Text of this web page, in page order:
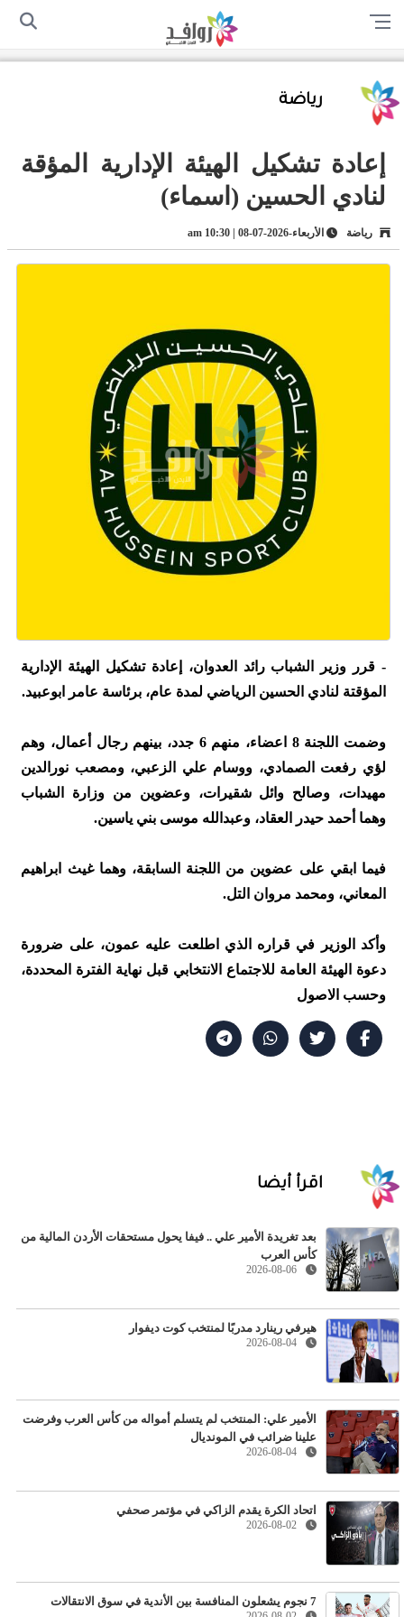
الرئيسية سياسة الخصوصية
رياضة
إعادة تشكيل الهيئة الإدارية المؤقة
لنادي الحسين (اسماء)
رياضة الأربعاء-2026-07-08 | 10:30 am
- قرر وزير الشباب رائد العدوان، إعادة تشكيل الهيئة الإدارية
المؤقتة لنادي الحسين الرياضي لمدة عام، برئاسة عامر ابوعبيد.
وضمت اللجنة 8 اعضاء، منهم 6 جدد، بينهم رجال أعمال، وهم
لؤي رفعت الصمادي، ووسام علي الزعبي، ومصعب نورالدين
مهيدات، وصالح وائل شقيرات، وعضوين من وزارة الشباب
وهما أحمد حيدر العقاد، وعبدالله موسى بني ياسين.
فيما ابقي على عضوين من اللجنة السابقة، وهما غيث ابراهيم
المعاني، ومحمد مروان التل.
وأكد الوزير في قراره الذي اطلعت عليه عمون، على ضرورة
دعوة الهيئة العامة للاجتماع الانتخابي قبل نهاية الفترة المحددة،
وحسب الاصول
اقرأ أيضا
بعد تغريدة الأمير علي .. فيفا يحول مستحقات الأردن المالية من
كأس العرب
2026-08-06
هيرفي رينارد مدربًا لمنتخب كوت ديفوار
2026-08-04
الأمير علي: المنتخب لم يتسلم أمواله من كأس العرب وفرضت
علينا ضرائب في المونديال
2026-08-04
اتحاد الكرة يقدم الزاكي في مؤتمر صحفي
2026-08-02
7 نجوم يشعلون المنافسة بين الأندية في سوق الانتقالات